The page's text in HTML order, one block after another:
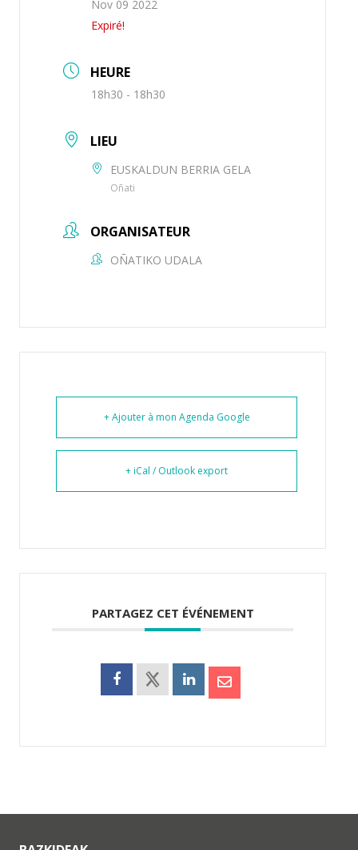
Nov 09 2022
Expiré!
HEURE
18h30 - 18h30
LIEU
EUSKALDUN BERRIA GELA
Oñati
ORGANISATEUR
OÑATIKO UDALA
+ Ajouter à mon Agenda Google
+ iCal / Outlook export
PARTAGEZ CET ÉVÉNEMENT